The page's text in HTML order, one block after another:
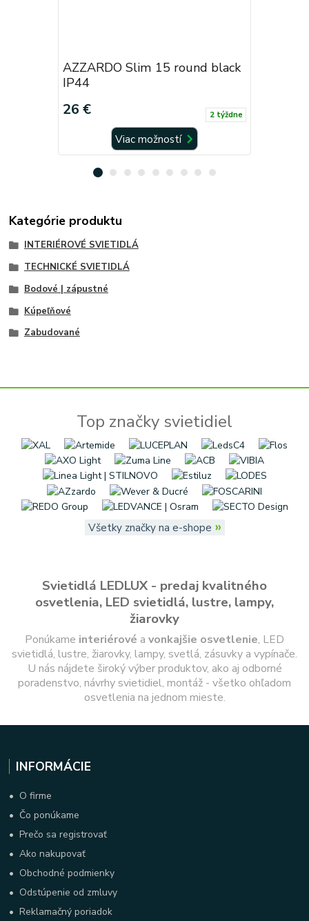
AZZARDO Slim 15 round black
IP44
26 € 2 týždne
Viac možností
Kategórie produktu
INTERIÉROVÉ SVIETIDLÁ
TECHNICKÉ SVIETIDLÁ
Bodové | zápustné
Kúpeľňové
Zabudované
Top značky svietidiel
Všetky značky na e-shope »
Svietidlá LEDLUX - predaj kvalitného
osvetlenia, LED svietidlá, lustre, lampy,
žiarovky
Ponúkame interiérové a vonkajšie osvetlenie, LED
svietidlá, lustre, žiarovky, lampy, svetlá, zásuvky a vypínače.
U nás nájdete široký výber produktov, ako aj odborné
poradenstvo, návrhy svietidiel, montáž - všetko ohľadom
osvetlenia na jednom mieste.
INFORMÁCIE
• O firme
• Čo ponúkame
•Prečo sa registrovať
•Ako nakupovať
• Obchodné podmienky
• Odstúpenie od zmluvy
•Reklamačný poriadok